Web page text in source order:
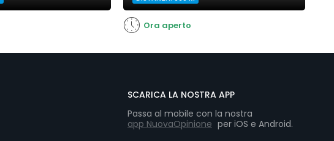
Ora aperto
SCARICA LA NOSTRA APP
Passa al mobile con la nostra
app NuovaOpinione per iOS e Android.